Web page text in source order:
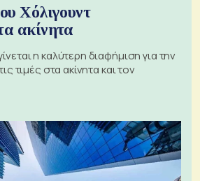
Χόλιγουντ
ακίνητα
η καλύτερη διαφήμιση για την
τιμές στα ακίνητα και τον